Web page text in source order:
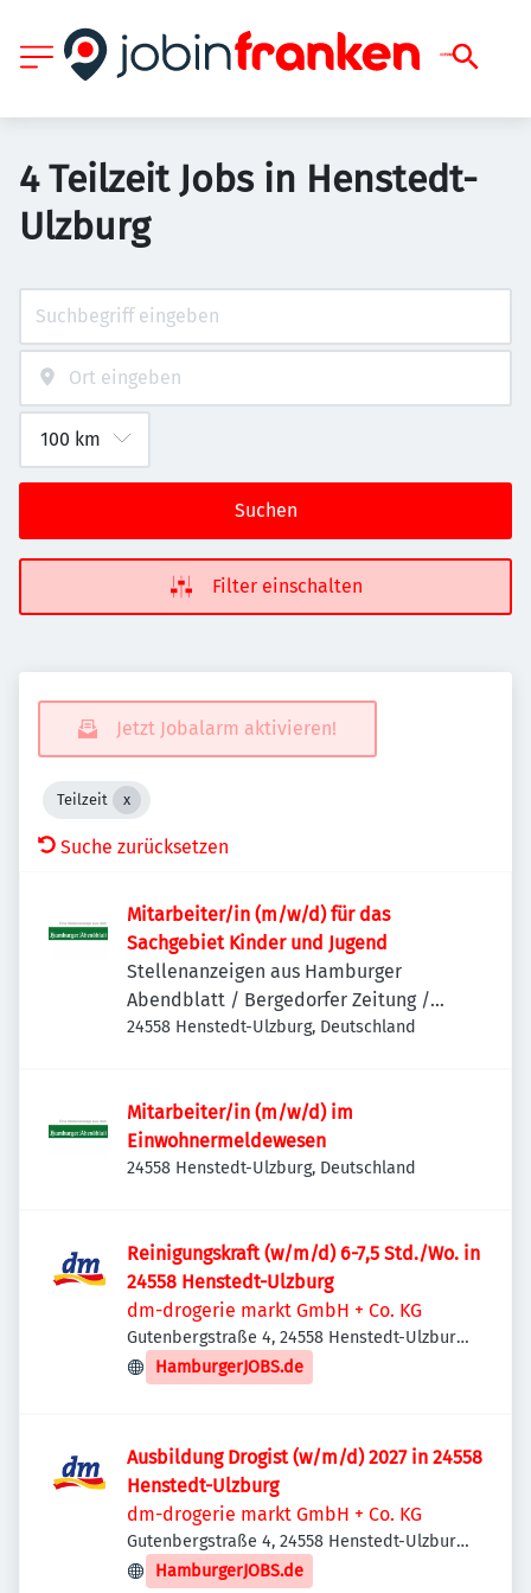
4 Teilzeit Jobs in Henstedt-
Ulzburg
Suchen
Filter einschalten
Jetzt Jobalarm aktivieren!
Teilzeit
Suche zurücksetzen
Mitarbeiter/in (m/w/d) für das
Sachgebiet Kinder und Jugend
Stellenanzeigen aus Hamburger
Abendblatt / Bergedorfer Zeitung /
Hamburger Wochenblatt / Niendorfer
24558 Henstedt-Ulzburg, Deutschland
Mitarbeiter/in (m/w/d) im
Einwohnermeldewesen
24558 Henstedt-Ulzburg, Deutschland
Reinigungskraft (w/m/d) 6-7,5 Std./Wo. in
24558 Henstedt-Ulzburg
dm-drogerie markt GmbH + Co. KG
Gutenbergstraße 4, 24558 Henstedt-Ulzburg,
Deutschland
HamburgerJOBS.de
Ausbildung Drogist (w/m/d) 2027 in 24558
Henstedt-Ulzburg
dm-drogerie markt GmbH + Co. KG
Gutenbergstraße 4, 24558 Henstedt-Ulzburg,
Deutschland
HamburgerJOBS.de